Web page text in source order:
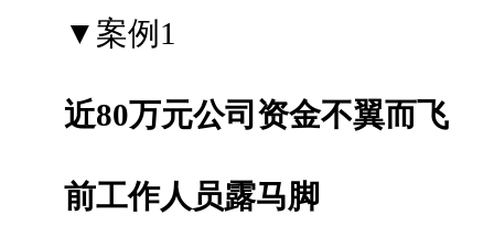
▼案例1
近80万元公司资金不翼而飞
前工作人员露马脚